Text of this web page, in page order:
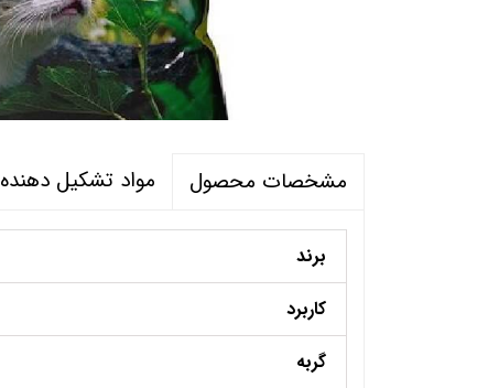
مشخصات محصول مواد تشکیل دهنده
برند
کاربرد
گربه